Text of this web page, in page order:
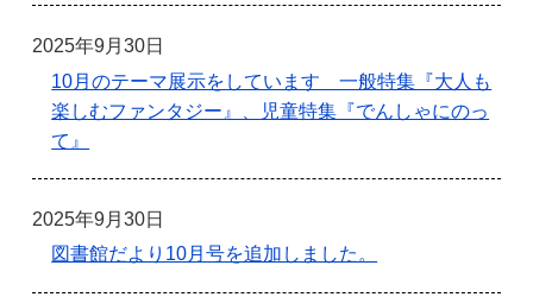
2025年9月30日
10月のテーマ展示をしています 一般特集『大人も
楽しむファンタジー』、児童特集『でんしゃにのっ
て』
2025年9月30日
図書館だより10月号を追加しました。